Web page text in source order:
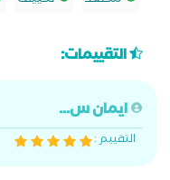
التقييمات:
ايمان س...
التقييم :